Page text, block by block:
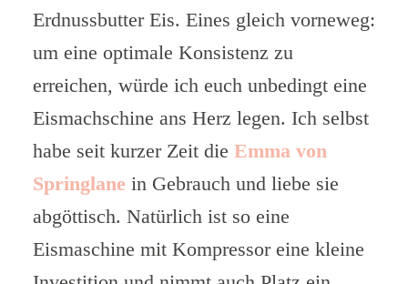
Erdnussbutter Eis. Eines gleich vorneweg:
um eine optimale Konsistenz zu
erreichen, würde ich euch unbedingt eine
Eismachschine ans Herz legen. Ich selbst
habe seit kurzer Zeit die Emma von
Springlane in Gebrauch und liebe sie
abgöttisch. Natürlich ist so eine
Eismaschine mit Kompressor eine kleine